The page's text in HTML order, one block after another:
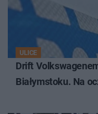
ULICE
Drift
Białymstoku. Na